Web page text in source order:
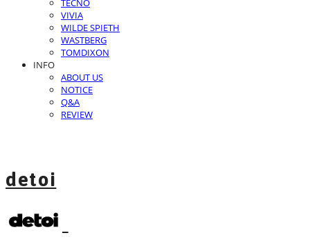
TECNO
VIVIA
WILDE SPIETH
WASTBERG
TOMDIXON
INFO
ABOUT US
NOTICE
Q&A
REVIEW
detoi